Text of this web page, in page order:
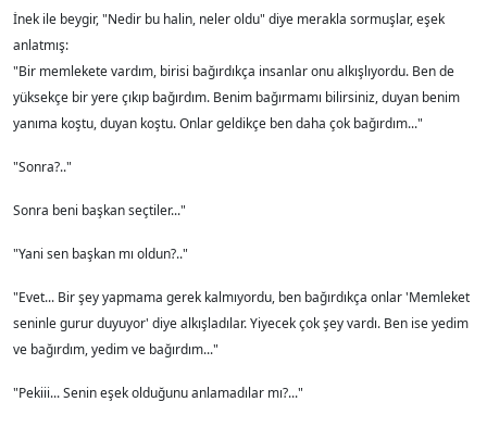
İnek ile beygir, "Nedir bu halin, neler oldu" diye merakla sormuşlar, eşek
anlatmış:
"Bir memlekete vardım, birisi bağırdıkça insanlar onu alkışlıyordu. Ben de
yüksekçe bir yere çıkıp bağırdım. Benim bağırmamı bilirsiniz, duyan benim
yanıma koştu, duyan koştu. Onlar geldikçe ben daha çok bağırdım..."
"Sonra?.."
Sonra beni başkan seçtiler..."
"Yani sen başkan mı oldun?.."
"Evet... Bir şey yapmama gerek kalmıyordu, ben bağırdıkça onlar 'Memleket
seninle gurur duyuyor' diye alkışladılar. Yiyecek çok şey vardı. Ben ise yedim
ve bağırdım, yedim ve bağırdım..."
"Pekiii... Senin eşek olduğunu anlamadılar mı?..."